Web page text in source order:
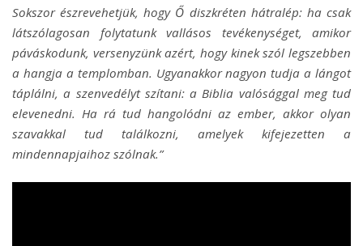
Sokszor észrevehetjük, hogy Ő diszkréten hátralép: ha csak
látszólagosan folytatunk vallásos tevékenységet, amikor
páváskodunk, versenyzünk azért, hogy kinek szól legszebben
a hangja a templomban. Ugyanakkor nagyon tudja a lángot
táplálni, a szenvedélyt szítani: a Biblia valósággal meg tud
elevenedni. Ha rá tud hangolódni az ember, akkor olyan
szavakkal tud találkozni, amelyek kifejezetten a
mindennapjaihoz szólnak.”